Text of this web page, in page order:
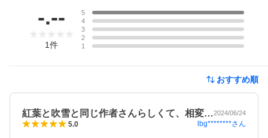
-.--
1件
5
4
3
2
1
おすすめ順
紅葉と吹雪と同じ作者さんらしくて、相変…2024/06/24
5.0 lbg********さん